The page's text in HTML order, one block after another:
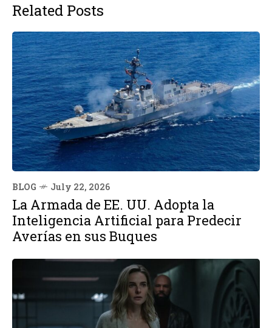
Related Posts
BLOG July 22, 2026
La Armada de EE. UU. Adopta la
Inteligencia Artificial para Predecir
Averías en sus Buques